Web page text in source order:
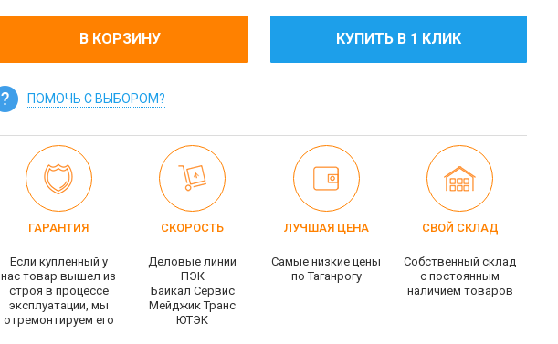
В КОРЗИНУ КУПИТЬ В 1 КЛИК
ПОМОЧЬ С ВЫБОРОМ?
ГАРАНТИЯ
Если купленный у
нас товар вышел из
строя в процессе
эксплуатации, мы
отремонтируем его
СКОРОСТЬ
Деловые линии
ПЭК
Байкал Сервис
Мейджик Транс
ЮТЭК
ЛУЧШАЯ ЦЕНА
Самые низкие цены
по Таганрогу
СВОЙ СКЛАД
Собственный склад
c постоянным
наличием товаров